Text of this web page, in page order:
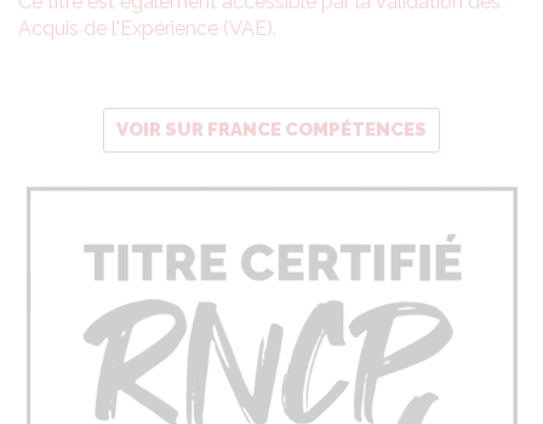
Acquis de l'Expérience (VAE).
VOIR SUR FRANCE COMPÉTENCES